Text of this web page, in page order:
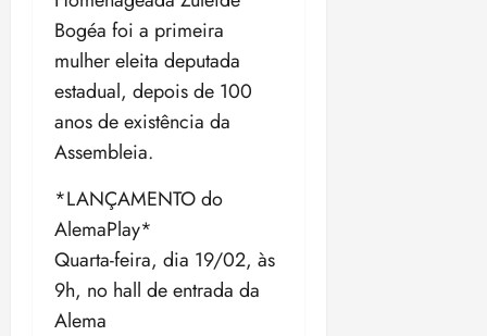
Bogéa foi a primeira
mulher eleita deputada
estadual, depois de 100
anos de existência da
Assembleia.
*LANÇAMENTO do
AlemaPlay*
Quarta-feira, dia 19/02, às
9h, no hall de entrada da
Alema